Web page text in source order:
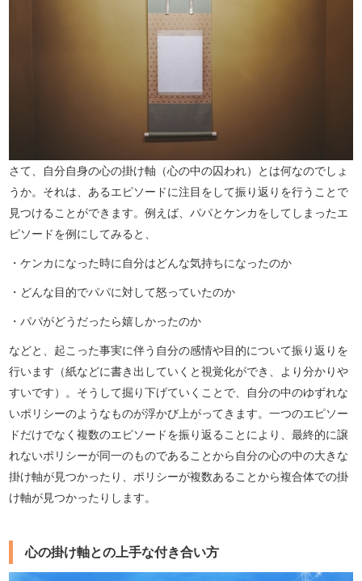
さて、自分自身の心の掛け軸（心の中の囚われ）とは何なのでしょ
うか。それは、あるエピソードに注目をして振り返りを行うことで
見つけることができます。例えば、パパとケンカをしてしまったエ
ピソードを例にしてみると、
・ケンカになった時に自分はどんな気持ちになったのか
・どんな目的でパパに対して怒っていたのか
・パパがどうだったら嬉しかったのか
などと、起こった事実に伴う自分の感情や目的について振り返りを
行います（紙などに書き出していくと視覚化ができ、より分かりや
すいです）。そうして掘り下げていくことで、自分の中のゆずれな
いポリシーのようなものが浮かび上がってきます。一つのエピソー
ドだけでなく複数のエピソードを振り返ることにより、最終的に譲
れないポリシーが同一のものであることから自分の心の中の大きな
掛け軸が見つかったり、ポリシーが複数あることから複合体での掛
け軸が見つかったりします。
心の掛け軸との上手な付き合い方